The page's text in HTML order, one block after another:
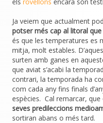
Ja veiem que actualment
potser més cap al litoral que
és que les temperatures es
mitja, molt estables.
surten amb ganes en
que aviat s’acabi la
contrari, la temporada ha
com cada any fins finals
espècies. Cal remarcar, que
seves predileccions
sortiran abans o més tard.